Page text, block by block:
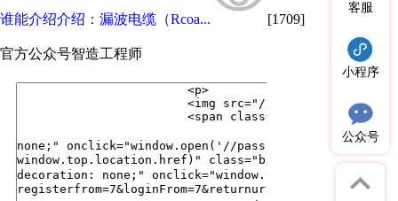
谁能介绍介绍：漏波电缆（Rcoa... [1709]
官方公众号智造工程师
客服
小程序
公众号